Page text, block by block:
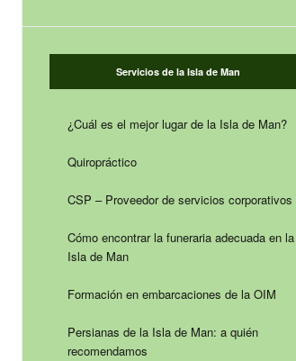
Servicios de la Isla de Man
¿Cuál es el mejor lugar de la Isla de Man?
Quiropráctico
CSP – Proveedor de servicios corporativos
Cómo encontrar la funeraria adecuada en la
Isla de Man
Formación en embarcaciones de la OIM
Persianas de la Isla de Man: a quién
recomendamos